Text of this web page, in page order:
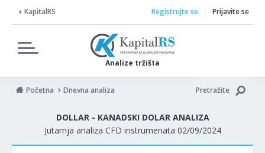
KapitalRS
Analize tržišta
Registrujte se Prijavite se
Početna Dnevna analiza Pretražite
DOLLAR - KANADSKI DOLAR ANALIZA
Jutarnja analiza CFD instrumenata 02/09/2024